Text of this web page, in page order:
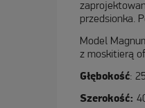
przedsionka.
Model
z moskitierą
Głębokość:
Szerokość: